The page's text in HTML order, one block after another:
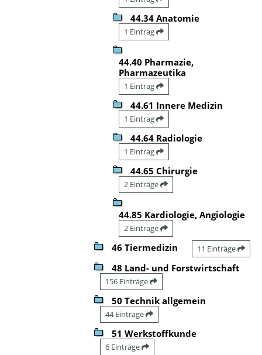
44.34 Anatomie
1 Eintrag
44.40 Pharmazie,
Pharmazeutika
1 Eintrag
44.61 Innere Medizin
1 Eintrag
44.64 Radiologie
1 Eintrag
44.65 Chirurgie
2 Einträge
44.85 Kardiologie, Angiologie
2 Einträge
46 Tiermedizin 11 Einträge
48 Land- und Forstwirtschaft
156 Einträge
50 Technik allgemein
44 Einträge
51 Werkstoffkunde
6 Einträge